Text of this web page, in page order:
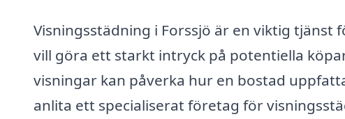
Visningsstädning i Forssjö är en viktig tjänst
vill göra ett starkt intryck på potentiella
visningar kan påverka hur en bostad
anlita ett specialiserat företag för